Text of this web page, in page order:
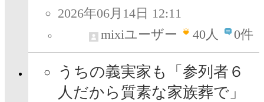
2026年06月14日 12:11
mixiユーザー
40人 0件
うちの義実家も「参列者６
人だから質素な家族葬で」